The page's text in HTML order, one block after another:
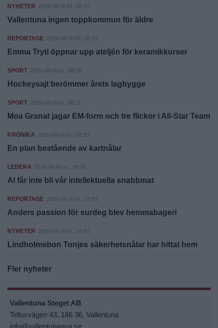
NYHETER 2026-08-06 KL. 08:37
Vallentuna ingen toppkommun för äldre
REPORTAGE 2026-08-06 KL. 08:37
Emma Tryti öppnar upp ateljén för keramikkurser
SPORT 2026-08-06 KL. 08:36
Hockeysajt berömmer årets lagbygge
SPORT 2026-08-06 KL. 08:31
Moa Granat jagar EM-form och tre flickor i All-Star Team
KRÖNIKA 2026-08-06 KL. 08:30
En plan bestående av kartnålar
LEDERA 2026-08-06 KL. 08:30
AI får inte bli vår intellektuella snabbmat
REPORTAGE 2026-07-30 KL. 08:51
Anders passion för surdeg blev hemmabageri
NYHETER 2026-07-30 KL. 08:51
Lindholmsbon Tonjes säkerhetsnålar har hittat hem
Fler nyheter
Vallentuna Steget AB
Tellusvägen 43, 186 36, Vallentuna